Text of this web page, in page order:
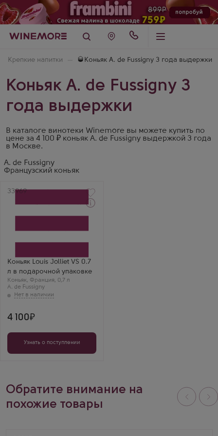
Крепкие напитки 🥃Коньяк A. de Fussigny 3 года выдержки
Коньяк A. de Fussigny 3
года выдержки
В каталоге винотеки Winemore вы можете купить по
цене за 4 100 ₽ коньяк A. de Fussigny выдержкой 3 года
в Москве.
A. de Fussigny
Французский коньяк
Артикул
33969
Коньяк Louis Jolliet VS 0.7
л в подарочной упаковке
Коньяк, Франция, 0,7 л
A. de Fussigny
подарочной коробке
Louis Jolliet
Коньяк
Выдержка
3 года
4 100
Узнать о поступлении
Обратите внимание на
похожие товары